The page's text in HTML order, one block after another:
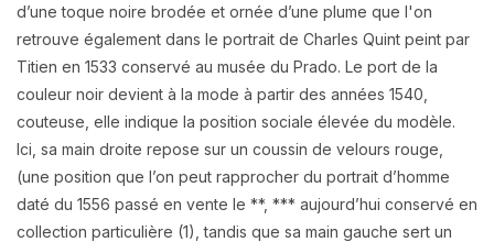
d’une toque noire brodée et ornée d’une plume que l'on
retrouve également dans le portrait de Charles Quint peint par
Titien en 1533 conservé au musée du Prado. Le port de la
couleur noir devient à la mode à partir des années 1540,
couteuse, elle indique la position sociale élevée du modèle.
Ici, sa main droite repose sur un coussin de velours rouge,
(une position que l’on peut rapprocher du portrait d’homme
daté du 1556 passé en vente le **, *** aujourd’hui conservé en
collection particulière (1), tandis que sa main gauche sert un